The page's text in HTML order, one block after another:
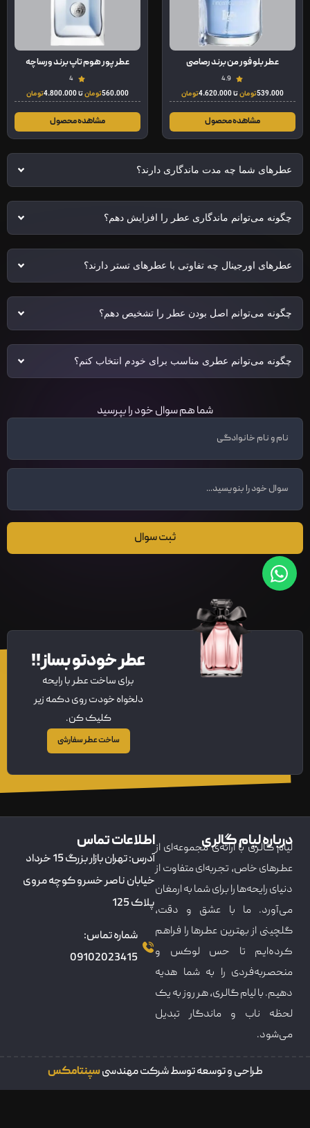
عطر بلو فور من برند رصاصی
4.9
539.000تومانتا4.620.000تومان
مشاهده محصول
عطر پور هوم تاپ برند ورساچه
4
560.000تومانتا4.800.000تومان
مشاهده محصول
عطرهای شما چه مدت ماندگاری دارند؟
چگونه می‌توانم ماندگاری عطر را افزایش دهم؟
عطرهای اورجینال چه تفاوتی با عطرهای تستر دارند؟
چگونه می‌توانم اصل بودن عطر را تشخیص دهم؟
چگونه می‌توانم عطری مناسب برای خودم انتخاب کنم؟
شما هم سوال خود را بپرسید
ثبت سوال
عطر خودتو بساز!!
برای ساخت عطر با رایحه
دلخواه خودت روی دکمه زیر
کلیک کن.
ساخت عطر سفارشی
درباره لیام گالری
لیام گالری با ارائه‌ی مجموعه‌ای از
عطرهای خاص، تجربه‌ای متفاوت از
دنیای رایحه‌ها را برای شما به ارمغان
می‌آورد. ما با عشق و دقت،
گلچینی از بهترین عطرها را فراهم
کرده‌ایم تا حس لوکس و
منحصربه‌فردی را به شما هدیه
دهیم. با لیام گالری، هر روز به یک
لحظه ناب و ماندگار تبدیل
می‌شود.
اطلاعات تماس
آدرس: تهران بازار بزرگ 15 خرداد
خیابان ناصر خسرو کوچه مروی
پلاک 125
شماره تماس:
09102023415
طراحی و توسعه توسط شرکت مهندسیسپنتامکس